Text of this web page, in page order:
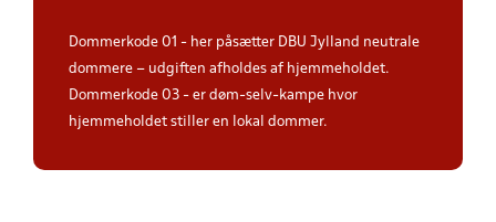
Dommerkode 01 - her påsætter DBU Jylland neutrale
dommere – udgiften afholdes af hjemmeholdet.
Dommerkode 03 - er døm-selv-kampe hvor
hjemmeholdet stiller en lokal dommer.